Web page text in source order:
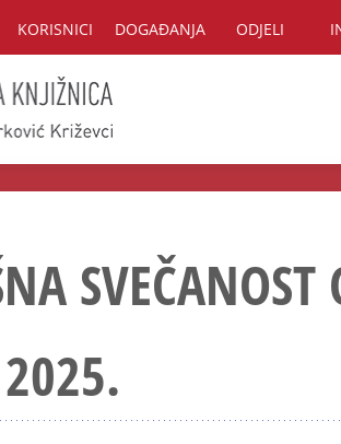
KORISNICI DOGAĐANJA ODJELI